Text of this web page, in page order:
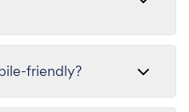
friendly?